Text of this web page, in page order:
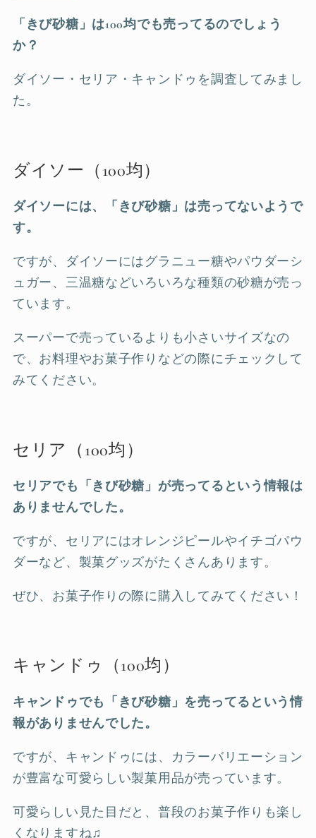
「きび砂糖」は100均でも売ってるのでしょう
か？
ダイソー・セリア・キャンドゥを調査してみまし
た。
ダイソー（100均）
ダイソーには、「きび砂糖」は売ってないようで
す。
ですが、ダイソーにはグラニュー糖やパウダーシ
ュガー、三温糖などいろいろな種類の砂糖が売っ
ています。
スーパーで売っているよりも小さいサイズなの
で、お料理やお菓子作りなどの際にチェックして
みてください。
セリア（100均）
セリアでも「きび砂糖」が売ってるという情報は
ありませんでした。
ですが、セリアにはオレンジピールやイチゴパウ
ダーなど、製菓グッズがたくさんあります。
ぜひ、お菓子作りの際に購入してみてください！
キャンドゥ（100均）
キャンドゥでも「きび砂糖」を売ってるという情
報がありませんでした。
ですが、キャンドゥには、カラーバリエーション
が豊富な可愛らしい製菓用品が売っています。
可愛らしい見た目だと、普段のお菓子作りも楽し
くなりますね♫